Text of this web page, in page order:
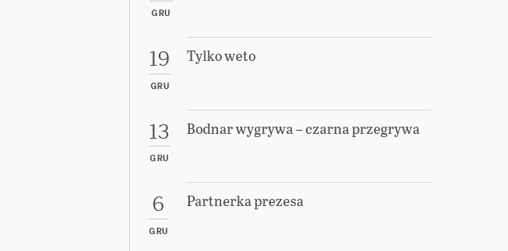
GRU
19
GRU
Tylko weto
13
GRU
Bodnar wygrywa – czarna przegrywa
6
GRU
Partnerka prezesa